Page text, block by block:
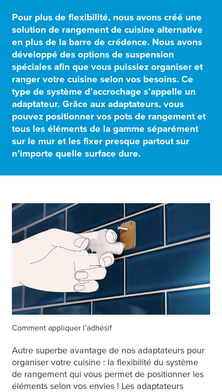
Pour plus de flexibilité, nous avons créé une
solution de rangement de cuisine alternative
en plus de la barre de crédence. Nous avons
développé des options de suspension
spéciales afin que vous puissiez organiser et
ranger votre cuisine selon vos besoins. Ce
type de système d’accrochage s’appelle un
adaptateur. Grâce aux adaptateurs, vous
pouvez positionner vos pots de rangement et
tous les éléments de la gamme séparément
sur le mur et les fixer presque partout sur
n’importe quelle surface dure.
Comment appliquer l’adhésif
Autre superbe avantage de nos adaptateurs pour
organiser votre cuisine : la flexibilité du système
de rangement qui vous permet de positionner les
éléments selon vos envies ! Les adaptateurs